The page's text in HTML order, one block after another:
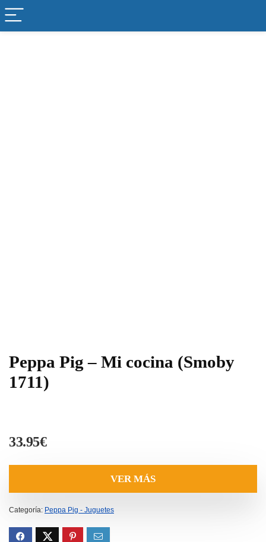
Peppa Pig – Mi cocina (Smoby
1711)
33.95€
VER MÁS
Categoría: Peppa Pig - Juguetes